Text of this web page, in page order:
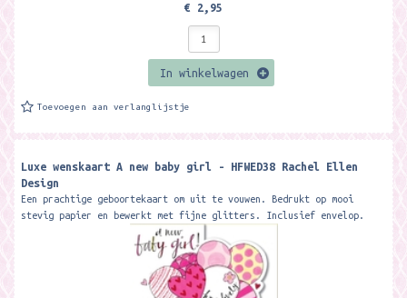
€ 2,95
In winkelwagen
Toevoegen aan verlanglijstje
Luxe wenskaart A new baby girl - HFWED38 Rachel Ellen
Design
Een prachtige geboortekaart om uit te vouwen. Bedrukt op mooi
stevig papier en bewerkt met fijne glitters. Inclusief envelop.